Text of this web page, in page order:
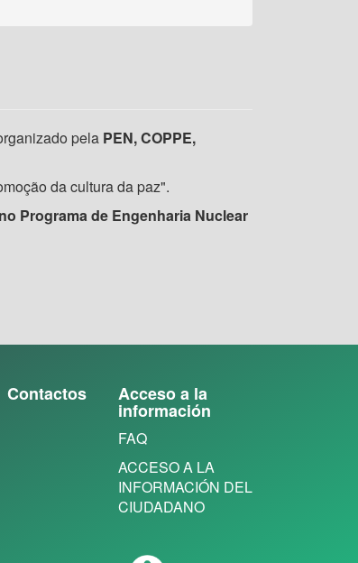
pela PEN, COPPE,
da cultura da paz".
Programa de Engenharia Nuclear
Contactos Acceso a la
información
FAQ
ACCESO A LA
INFORMACIÓN DEL
CIUDADANO